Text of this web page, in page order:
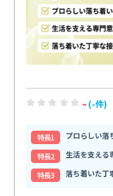
- (-件)
特⻑1
プロらしい落
特⻑2
生活を支える
特⻑3
落ち着いた丁